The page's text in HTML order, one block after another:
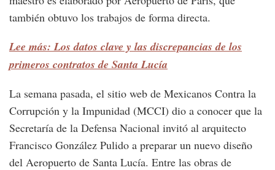
también obtuvo los trabajos de forma directa.
Lee más: Los datos clave y las discrepancias de los
primeros contratos de Santa Lucía
La semana pasada, el sitio web de Mexicanos Contra la
Corrupción y la Impunidad (MCCI) dio a conocer que la
Secretaría de la Defensa Nacional invitó al arquitecto
Francisco González Pulido a preparar un nuevo diseño
del Aeropuerto de Santa Lucía. Entre las obras de